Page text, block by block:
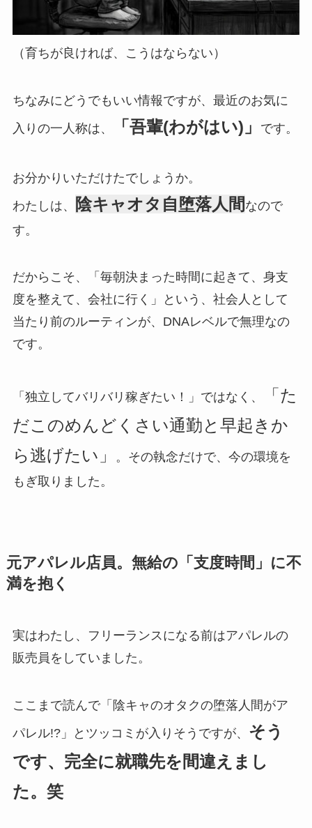
（育ちが良ければ、こうはならない）
ちなみにどうでもいい情報ですが、最近のお気に
入りの一人称は、
「吾輩(わがはい)」 です。
お分かりいただけたでしょうか。
わたしは、
陰キャオタ自堕落人間 なので
す。
だからこそ、「毎朝決まった時間に起きて、身支
度を整えて、会社に行く」という、社会人として
当たり前のルーティンが、DNAレベルで無理なの
です。
「独立してバリバリ稼ぎたい！」ではなく、
「た
だこのめんどくさい通勤と早起きか
ら逃げたい」
。その執念だけで、今の環境を
もぎ取りました。
元アパレル店員。無給の「支度時間」に不
満を抱く
実はわたし、フリーランスになる前はアパレルの
販売員をしていました。
ここまで読んで「陰キャのオタクの堕落人間がア
パレル!?」とツッコミが入りそうですが、 そう
です、完全に就職先を間違えまし
た。笑